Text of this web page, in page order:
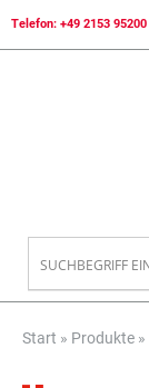
Telefon: +49 2153 95200
Start » Produkte »